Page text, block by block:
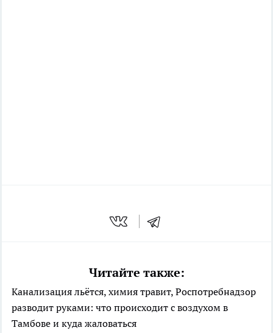
Читайте также:
Канализация льётся, химия травит, Роспотребнадзор
разводит руками: что происходит с воздухом в
Тамбове и куда жаловаться